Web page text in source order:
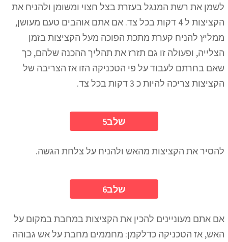
לשמן את רשת המנגל בעזרת בצל חצוי ומשומן ולהניח את
הקציצות ל 4 דקות בכל צד. אם אתם אוהבים טעם מעושן,
ממליץ להניח קערת מתכת הפוכה מעל הקציצות בזמן
הצלייה, ופעולה זו גם תזרז את תהליך ההכנה שלהם, כך
שאם בחרתם לעבוד על פי הטכניקה הזו אז הצריבה של
הקציצות צריכה להיות כ 3 דקות בכל צד.
5שלב
להסיר את הקציצות מהאש ולהניח על צלחת הגשה.
6שלב
אם אתם מעוניינים להכין את הקציצות במחבת במקום על
האש, אז הטכניקה כדלקמן: מחממים מחבת על אש גבוהה